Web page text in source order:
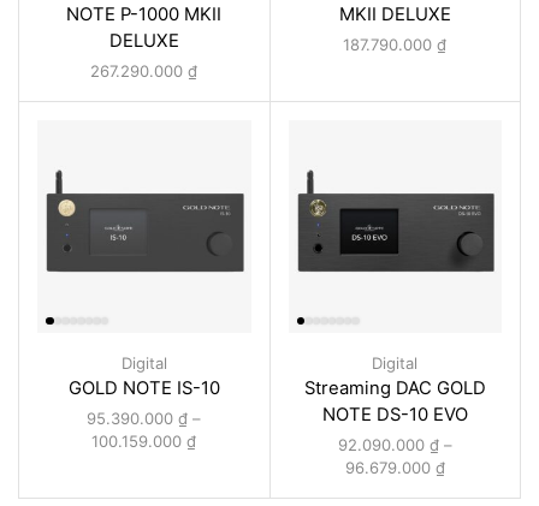
NOTE P-1000 MKII
DELUXE
267.290.000₫
MKII DELUXE
187.790.000₫
Digital
GOLD NOTE IS-10
95.390.000₫ –
100.159.000₫
Digital
Streaming DAC GOLD
NOTE DS-10 EVO
92.090.000 ₫ –
96.679.000 ₫